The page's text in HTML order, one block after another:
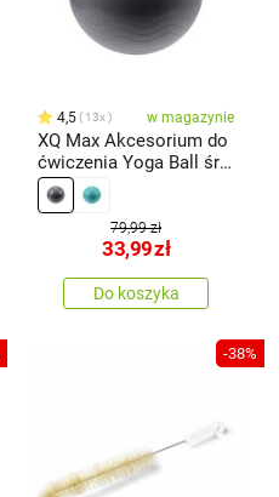
4,5 13x w magazynie
XQ Max Akcesorium do
ćwiczenia Yoga Ball śr.
65 cm, srebrny
79,99 zł
33,99zł
Do koszyka
-38%